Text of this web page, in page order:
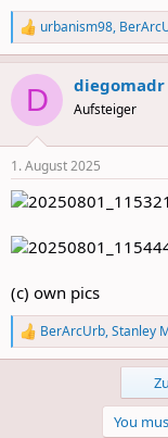
R
e
a
c
i
s
:
urbanism98,
D diegomadr
Aufsteiger
1. August 2025
(c) own pics
R
e
BerArcUrb,Stanley
You